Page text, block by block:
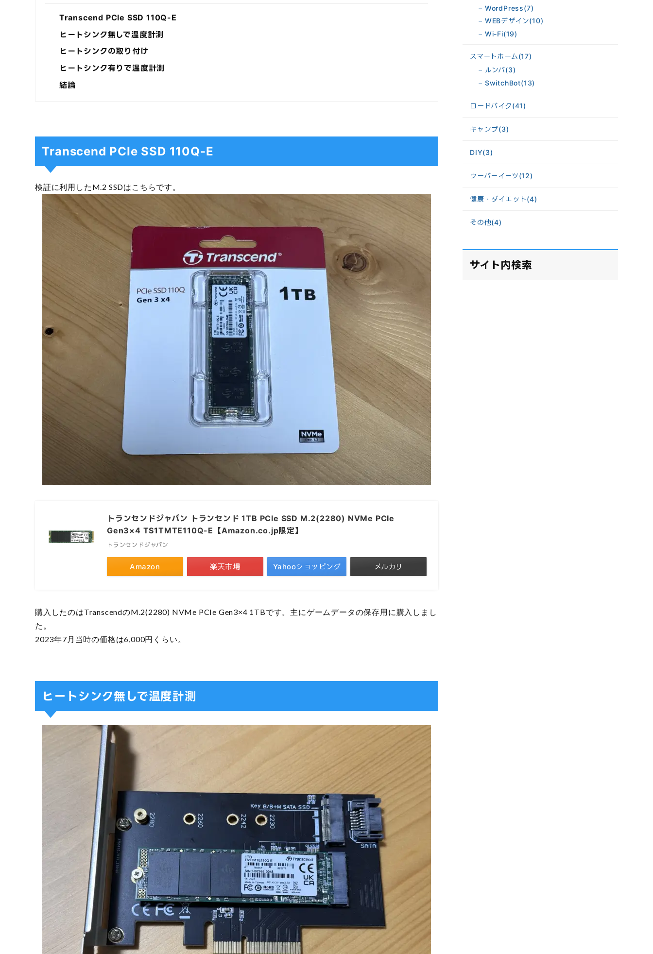
Transcend PCIe SSD 110Q-E
ヒートシンク無しで温度計測
ヒートシンクの取り付け
ヒートシンク有りで温度計測
結論
Transcend PCIe SSD 110Q-E
検証に利用したM.2 SSDはこちらです。
トランセンドジャパン トランセンド 1TB PCIe SSD M.2(2280) NVMe PCIe
Gen3×4 TS1TMTE110Q-E【Amazon.co.jp限定】
トランセンドジャパン
Amazon 楽天市場 Yahooショッピング メルカリ
購入したのはTranscendのM.2(2280) NVMe PCIe Gen3×4 1TBです。主にゲームデータの保存用に購入しまし
た。
2023年7月当時の価格は6,000円くらい。
ヒートシンク無しで温度計測
WordPress(7)
WEBデザイン(10)
Wi-Fi(19)
スマートホーム(17)
ルンバ(3)
SwitchBot(13)
ロードバイク(41)
キャンプ(3)
DIY(3)
ウーバーイーツ(12)
健康・ダイエット(4)
その他(4)
サイト内検索